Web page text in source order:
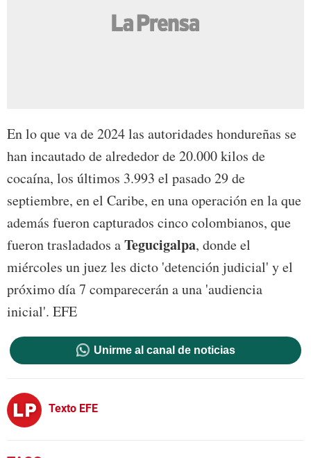
En lo que va de 2024 las autoridades hondureñas se
han incautado de alrededor de 20.000 kilos de
cocaína, los últimos 3.993 el pasado 29 de
septiembre, en el Caribe, en una operación en la que
además fueron capturados cinco colombianos, que
fueron trasladados aTegucigalpa, donde el
miércoles un juez les dicto 'detención judicial' y el
próximo día 7 comparecerán a una 'audiencia
inicial'. EFE
Unirme al canal de noticias
Texto EFE